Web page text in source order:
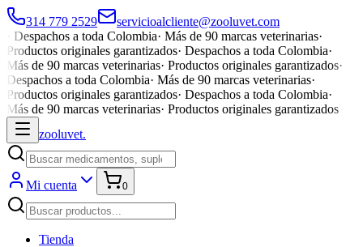
314 779 2529
servicioalcliente@zooluvet.com
Despachos a toda Colombia· Más de 90 marcas veterinarias·
Productos originales garantizados· Despachos a toda Colombia·
Más de 90 marcas veterinarias· Productos originales garantizados·
Despachos a toda Colombia· Más de 90 marcas veterinarias·
Productos originales garantizados· Despachos a toda Colombia·
Más de 90 marcas veterinarias· Productos originales garantizados
zooluvet.
Mi cuenta 0
Tienda